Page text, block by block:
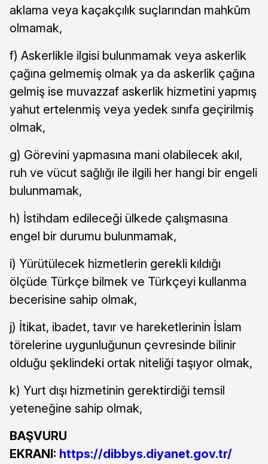
aklama veya kaçakçılık suçlarından mahkûm
olmamak,
f) Askerlikle ilgisi bulunmamak veya askerlik
çağına gelmemiş olmak ya da askerlik çağına
gelmiş ise muvazzaf askerlik hizmetini yapmış
yahut ertelenmiş veya yedek sınıfa geçirilmiş
olmak,
g) Görevini yapmasına mani olabilecek akıl,
ruh ve vücut sağlığı ile ilgili her hangi bir engeli
bulunmamak,
h) İstihdam edileceği ülkede çalışmasına
engel bir durumu bulunmamak,
i) Yürütülecek hizmetlerin gerekli kıldığı
ölçüde Türkçe bilmek ve Türkçeyi kullanma
becerisine sahip olmak,
j) İtikat, ibadet, tavır ve hareketlerinin İslam
törelerine uygunluğunun çevresinde bilinir
olduğu şeklindeki ortak niteliği taşıyor olmak,
k) Yurt dışı hizmetinin gerektirdiği temsil
yeteneğine sahip olmak,
BAŞVURU
EKRANI: https://dibbys.diyanet.gov.tr/